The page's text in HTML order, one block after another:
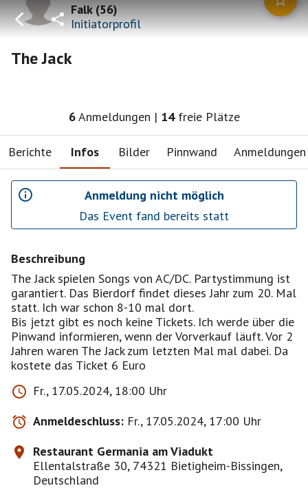
Falk(56)
Initiatorprofil
The Jack
6Anmeldungen | 14 freie Plätze
Berichte Infos Bilder Pinnwand Anmeldungen
Anmeldung nicht möglich
Das Event fand bereits statt
Beschreibung
The Jack spielen Songs von AC/DC. Partystimmung ist
garantiert. Das Bierdorf findet dieses Jahr zum 20. Mal
statt. Ich war schon 8-10 mal dort.
Bis jetzt gibt es noch keine Tickets. Ich werde über die
Pinwand informieren, wenn der Vorverkauf läuft. Vor 2
Jahren waren The Jack zum letzten Mal mal dabei. Da
kostete das Ticket 6 Euro
Fr., 17.05.2024, 18:00 Uhr
Anmeldeschluss: Fr., 17.05.2024, 17:00 Uhr
Restaurant Germania am Viadukt
Ellentalstraße 30, 74321 Bietigheim-Bissingen,
Deutschland